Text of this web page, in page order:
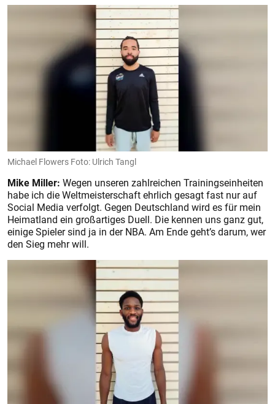
Michael Flowers Foto: Ulrich Tangl
Mike Miller: Wegen unseren zahlreichen Trainingseinheiten
habe ich die Weltmeisterschaft ehrlich gesagt fast nur auf
Social Media verfolgt. Gegen Deutschland wird es für mein
Heimatland ein großartiges Duell. Die kennen uns ganz gut,
einige Spieler sind ja in der NBA. Am Ende geht’s darum, wer
den Sieg mehr will.